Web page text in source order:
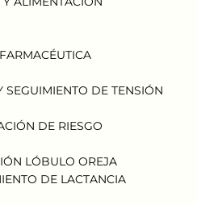
SEGUIMIENTO DE TENSIÓN
DE RIESGO
LÓBULO OREJA
DE LACTANCIA